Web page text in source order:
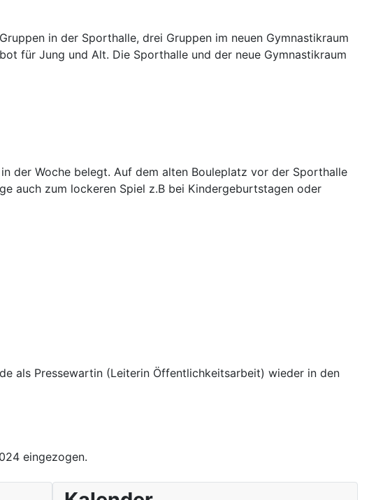
in der Sporthalle, drei Gruppen im neuen Gymnastikraum
für Jung und Alt. Die Sporthalle und der neue Gymnastikraum
der Woche belegt. Auf dem alten Bouleplatz vor der Sporthalle
auch zum lockeren Spiel z.B bei Kindergeburtstagen oder
als Pressewartin (Leiterin Öffentlichkeitsarbeit) wieder in den
eingezogen.